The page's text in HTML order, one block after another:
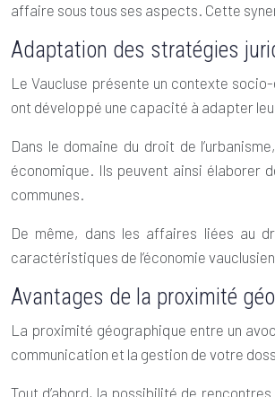
affaire sous tous ses aspects. Cette
Adaptation des stratégies
Le Vaucluse présente un contexte
ont développé une capacité à adapter
Dans le domaine du droit de
économique. Ils peuvent ainsi élaborer
communes.
De même, dans les affaires liées au
caractéristiques de l’économie
Avantages de la proximité
La proximité géographique entre un
communication et la gestion de votre
Tout d’abord, la possibilité de